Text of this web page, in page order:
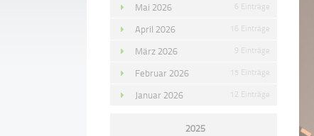
Mai 2026 6 Einträge
April 2026 16 Einträge
März 2026 9 Einträge
Februar 2026 15 Einträge
Januar 2026 12 Einträge
2025